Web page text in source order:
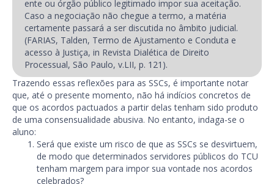
ente ou órgão público legitimado impor sua aceitação.
Caso a negociação não chegue a termo, a matéria
certamente passará a ser discutida no âmbito judicial.
(FARIAS, Talden, Termo de Ajustamento e Conduta e
acesso à Justiça, in Revista Dialética de Direito
Processual, São Paulo, v.LII, p. 121).
Trazendo essas reflexões para as SSCs, é importante notar
que, até o presente momento, não há indícios concretos de
que os acordos pactuados a partir delas tenham sido produto
de uma consensualidade abusiva. No entanto, indaga-se o
aluno:
Será que existe um risco de que as SSCs se desvirtuem,
de modo que determinados servidores públicos do TCU
tenham margem para impor sua vontade nos acordos
celebrados?